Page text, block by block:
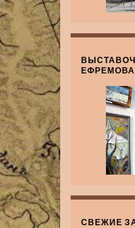
ЕФРЕМОВА
СВЕЖИЕ